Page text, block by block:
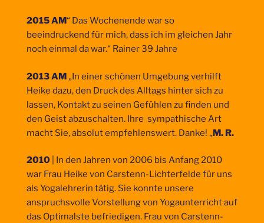
2015 AM“ Das Wochenende war so
beeindruckend für mich, dass ich im gleichen Jahr
noch einmal da war.“ Rainer 39 Jahre
2013 AM„In einer schönen Umgebung verhilft
Heike dazu, den Druck des Alltags hinter sich zu
lassen, Kontakt zu seinen Gefühlen zu finden und
den Geist abzuschalten. Ihre sympathische Art
macht Sie, absolut empfehlenswert. Danke! „M. R.
2010 | In den Jahren von 2006 bis Anfang 2010
war Frau Heike von Carstenn-Lichterfelde für uns
als Yogalehrerin tätig. Sie konnte unsere
anspruchsvolle Vorstellung von Yogaunterricht auf
das Optimalste befriedigen. Frau von Carstenn-